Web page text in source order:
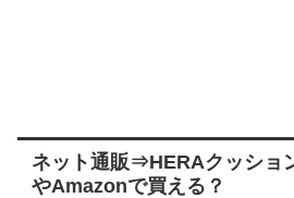
ネット通販⇒HERAクッショ
やAmazonで買える？